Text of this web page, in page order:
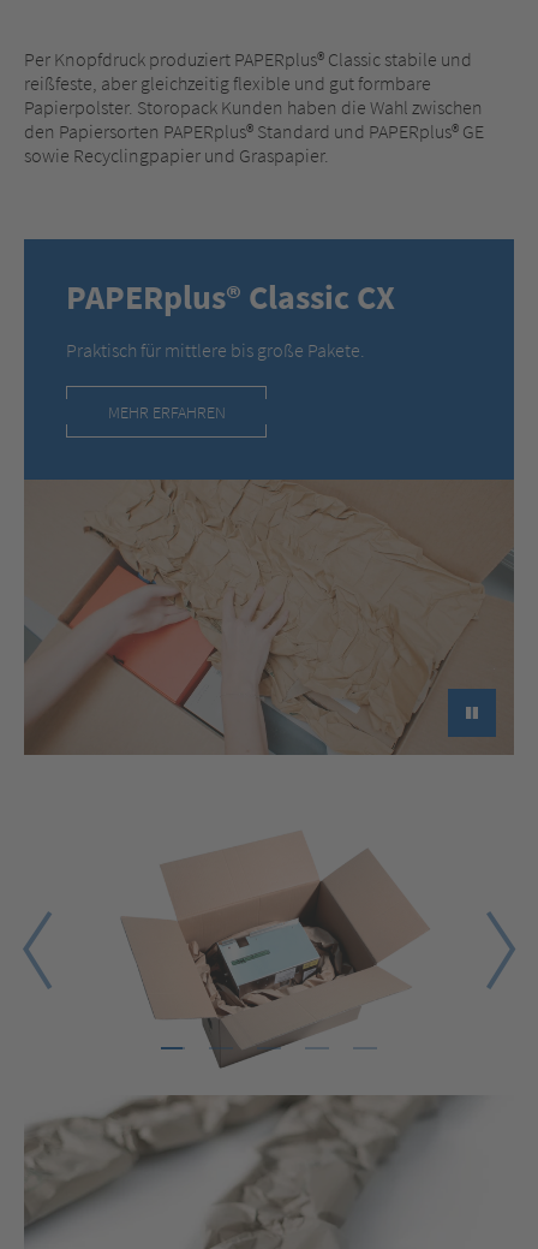
Per Knopfdruck produziert PAPERplus® Classic stabile und
reißfeste, aber gleichzeitig flexible und gut formbare
Papierpolster. Storopack Kunden haben die Wahl zwischen
den Papiersorten PAPERplus® Standard und PAPERplus® GE
sowie Recyclingpapier und Graspapier.
►
PAPERplus® Classic CX
Praktisch für mittlere bis große Pakete.
MEHR ERFAHREN